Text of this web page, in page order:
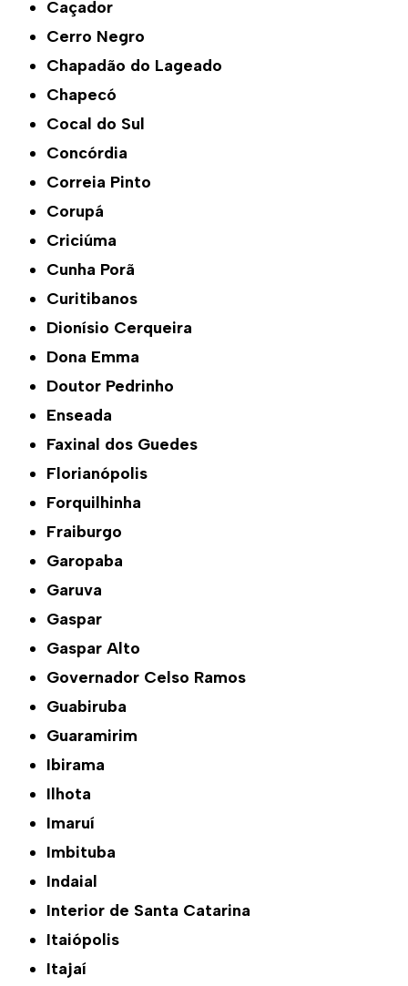
Caçador
Cerro Negro
Chapadão do Lageado
Chapecó
Cocal do Sul
Concórdia
Correia Pinto
Corupá
Criciúma
Cunha Porã
Curitibanos
Dionísio Cerqueira
Dona Emma
Doutor Pedrinho
Enseada
Faxinal dos Guedes
Florianópolis
Forquilhinha
Fraiburgo
Garopaba
Garuva
Gaspar
Gaspar Alto
Governador Celso Ramos
Guabiruba
Guaramirim
Ibirama
Ilhota
Imaruí
Imbituba
Indaial
Interior de Santa Catarina
Itaiópolis
Itajaí